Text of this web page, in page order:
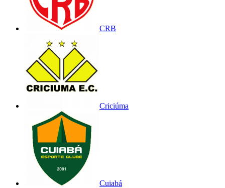
CRB
Criciúma
Cuiabá